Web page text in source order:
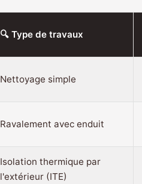
🔍 Type de travaux
Nettoyage simple
Ravalement avec enduit
Isolation thermique par
l'extérieur (ITE)